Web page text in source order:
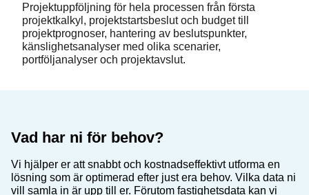
Projektuppföljning för hela processen från första
projektkalkyl, projektstartsbeslut och budget till
projektprognoser, hantering av beslutspunkter,
känslighetsanalyser med olika scenarier,
portföljanalyser och projektavslut.
Vad har ni för behov?
Vi hjälper er att snabbt och kostnadseffektivt utforma en
lösning som är optimerad efter just era behov. Vilka data ni
vill samla in är upp till er. Förutom fastighetsdata kan vi